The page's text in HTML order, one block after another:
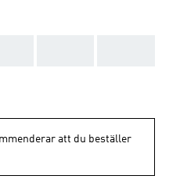
att du beställer